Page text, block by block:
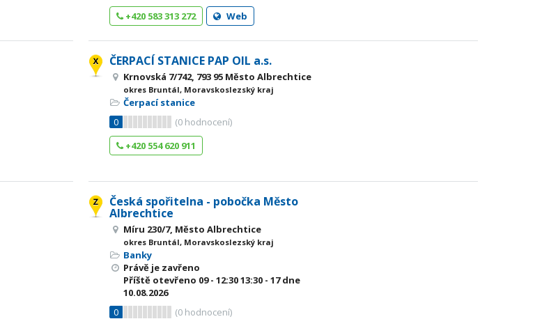
+420 583 313 272
Web
ČERPACÍ STANICE PAP OIL a.s.
Krnovská 7/742, 793 95 Město Albrechtice
okres Bruntál, Moravskoslezský kraj
Čerpací stanice
0
(0 hodnocení)
+420 554 620 911
Česká spořitelna - pobočka Město
Albrechtice
Míru 230/7, Město Albrechtice
okres Bruntál, Moravskoslezský kraj
Banky
Právě je zavřeno
Příště otevřeno 09 - 12:3013:30 - 17dne
10.08.2026
0
(0 hodnocení)